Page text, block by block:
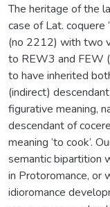
The heritage of the
case of Lat. coquere
(no 2212) with two
to REW3 and FEW
to have inherited
(indirect)
figurative meaning,
descendant of
meaning ‘to cook’.
semantic bipartition
in Protoromance, or
idioromance